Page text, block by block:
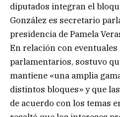
diputados integran el
González es secretario
presidencia de Pamela
En relación con eventuales
parlamentarios, sostuvo
mantiene «una amplia
distintos bloques» y que
de acuerdo con los temas